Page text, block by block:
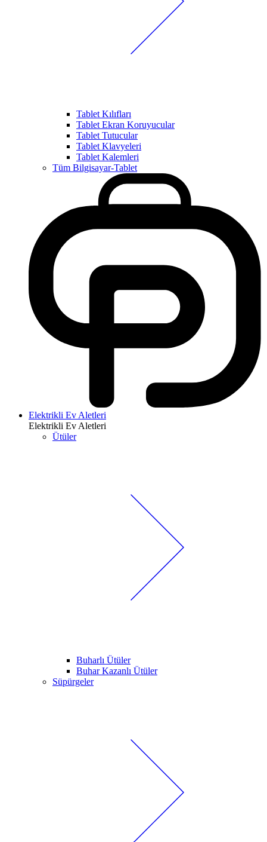
Tablet Kılıfları
Tablet Ekran Koruyucular
Tablet Tutucular
Tablet Klavyeleri
Tablet Kalemleri
Tüm Bilgisayar-Tablet
Elektrikli Ev Aletleri
Elektrikli Ev Aletleri
Ütüler
Buharlı Ütüler
Buhar Kazanlı Ütüler
Süpürgeler